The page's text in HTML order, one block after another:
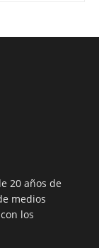
20 años de
medios
los